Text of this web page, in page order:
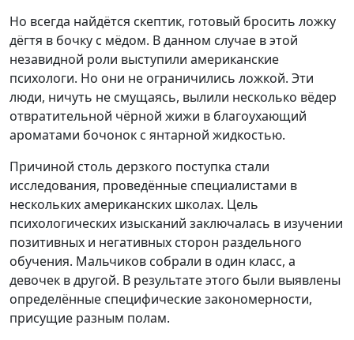
Но всегда найдётся скептик, готовый бросить ложку
дёгтя в бочку с мёдом. В данном случае в этой
незавидной роли выступили американские
психологи. Но они не ограничились ложкой. Эти
люди, ничуть не смущаясь, вылили несколько вёдер
отвратительной чёрной жижи в благоухающий
ароматами бочонок с янтарной жидкостью.
Причиной столь дерзкого поступка стали
исследования, проведённые специалистами в
нескольких американских школах. Цель
психологических изысканий заключалась в изучении
позитивных и негативных сторон раздельного
обучения. Мальчиков собрали в один класс, а
девочек в другой. В результате этого были выявлены
определённые специфические закономерности,
присущие разным полам.